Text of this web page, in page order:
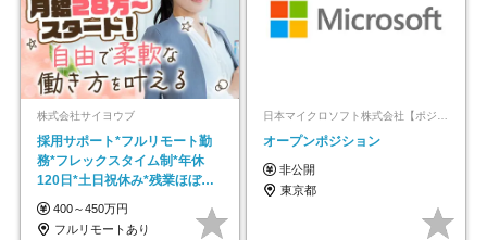
株式会社サイヨウブ
採用サポート*フルリモート勤
務*フレックスタイム制*年休
120日*土日祝休み*残業ほぼな
し*育児中社員8割以上
400～450万円
フルリモートあり
日本マイクロソフト株式会社【ポジションマッチ登録】
オープンポジション
非公開
東京都